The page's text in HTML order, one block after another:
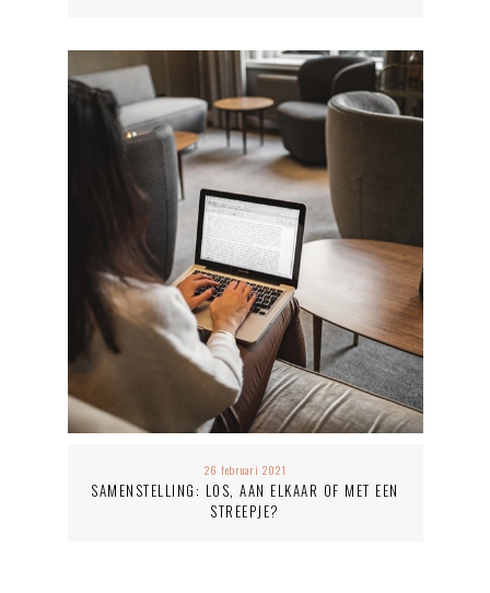
26 februari 2021
SAMENSTELLING: LOS, AAN ELKAAR OF MET EEN
STREEPJE?